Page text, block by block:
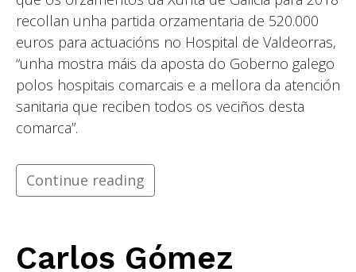
recollan unha partida orzamentaria de 520.000
euros para actuacións no Hospital de Valdeorras,
“unha mostra máis da aposta do Goberno galego
polos hospitais comarcais e a mellora da atención
sanitaria que reciben todos os veciños desta
comarca”.
Continue reading
Carlos Gómez